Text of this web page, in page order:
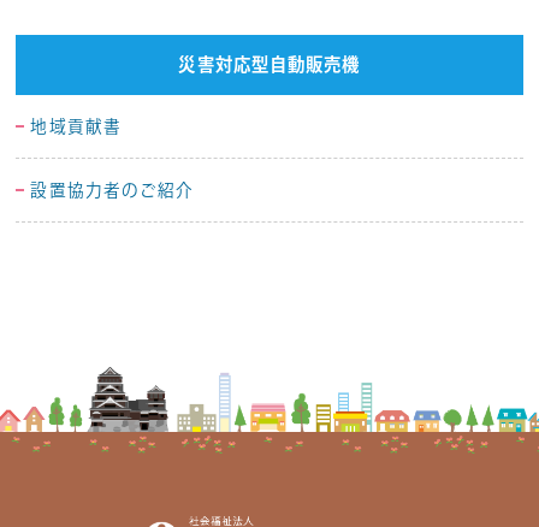
災害対応型自動販売機
地域貢献書
設置協力者のご紹介